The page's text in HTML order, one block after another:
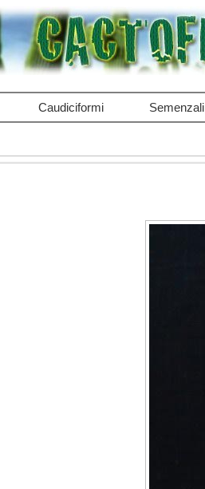
Caudiciformi Semenzali